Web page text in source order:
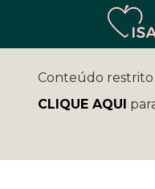
Conteúdo restrito
CLIQUE AQUI